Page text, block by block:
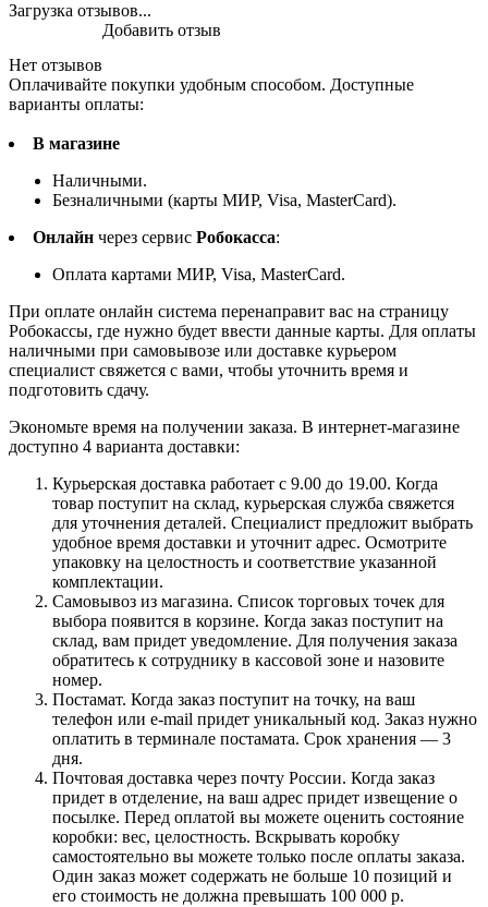
Загрузка отзывов...
Нет отзывов
Добавить отзыв
Оплачивайте покупки удобным способом. Доступные
варианты оплаты:
В магазине
Наличными.
Безналичными (карты МИР, Visa, MasterCard).
Онлайн через сервис Робокасса:
Оплата картами МИР, Visa, MasterCard.
При оплате онлайн система перенаправит вас на страницу
Робокассы, где нужно будет ввести данные карты. Для оплаты
наличными при самовывозе или доставке курьером
специалист свяжется с вами, чтобы уточнить время и
подготовить сдачу.
Экономьте время на получении заказа. В интернет-магазине
доступно 4 варианта доставки:
Курьерская доставка работает с 9.00 до 19.00. Когда
товар поступит на склад, курьерская служба свяжется
для уточнения деталей. Специалист предложит выбрать
удобное время доставки и уточнит адрес. Осмотрите
упаковку на целостность и соответствие указанной
комплектации.
Самовывоз из магазина. Список торговых точек для
выбора появится в корзине. Когда заказ поступит на
склад, вам придет уведомление. Для получения заказа
обратитесь к сотруднику в кассовой зоне и назовите
номер.
Постамат. Когда заказ поступит на точку, на ваш
телефон или e-mail придет уникальный код. Заказ нужно
оплатить в терминале постамата. Срок хранения — 3
дня.
Почтовая доставка через почту России. Когда заказ
придет в отделение, на ваш адрес придет извещение о
посылке. Перед оплатой вы можете оценить состояние
коробки: вес, целостность. Вскрывать коробку
самостоятельно вы можете только после оплаты заказа.
Один заказ может содержать не больше 10 позиций и
его стоимость не должна превышать 100 000 р.